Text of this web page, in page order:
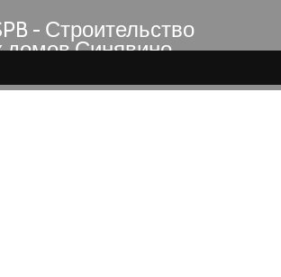
- Строительство
домов Синявино
Кировск Назия